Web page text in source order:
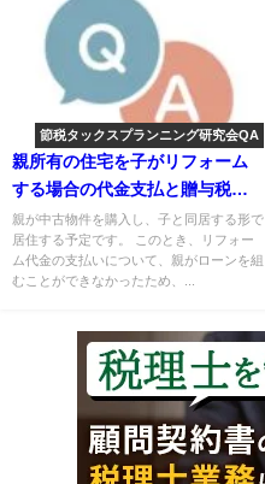
節税タックスプランニング研究会QA
親所有の住宅を子がリフォーム
する場合の代金支払と贈与税の
関係について
親が中古物件を購入し、子と同居する形で
居住する予定です。 このとき、リフォー
ム代金の支払いについて、親がローンを組
むことができなかったため、...